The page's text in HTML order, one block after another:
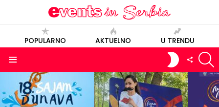
POPULARNO AKTUELNO U TRENDU
SWITCH
SKIN
FOLLOW
US
POSLEDNJE
OBJAVE